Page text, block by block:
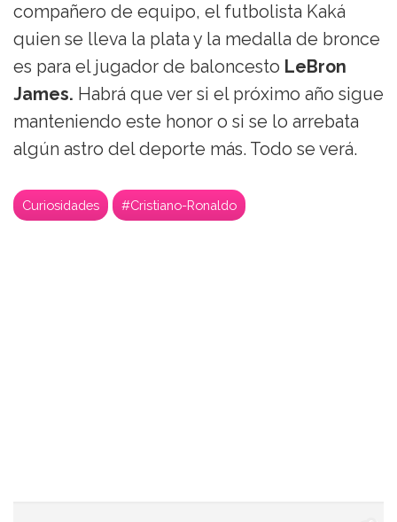
compañero de equipo, el futbolista Kaká
quien se lleva la plata y la medalla de bronce
es para el jugador de baloncesto LeBron
James. Habrá que ver si el próximo año sigue
manteniendo este honor o si se lo arrebata
algún astro del deporte más. Todo se verá.
Curiosidades #Cristiano-Ronaldo